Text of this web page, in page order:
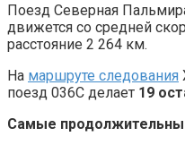
Поезд Северная
движется со средней
расстояние 2 264 км.
На маршруте следования
поезд 036С делает 19
Самые